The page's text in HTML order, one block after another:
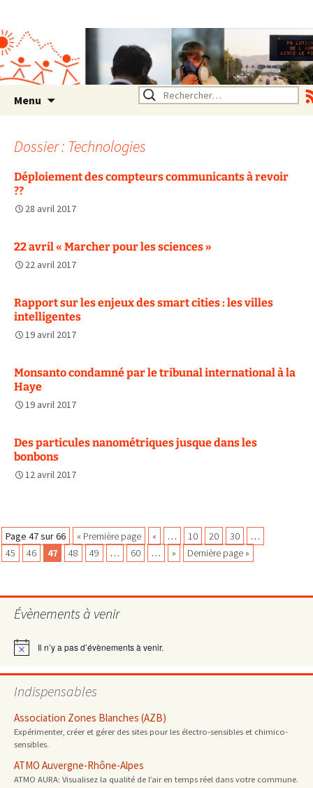
Rhône Alpes
Un environnement sain pour
la santé de tous
Menu Rechercher :
Dossier : Technologies
Déploiement des compteurs communicants à revoir
??
28 avril 2017
22 avril « Marcher pour les sciences »
22 avril 2017
Rapport sur les enjeux des smart cities : les villes
intelligentes
19 avril 2017
Monsanto condamné par le tribunal international à la
Haye
19 avril 2017
Des particules nanométriques jusque dans les
bonbons
12 avril 2017
Navigation
des
articles
Page 47 sur 66 « Première page « … 10 20 30
…
45
46 47 48 49 … 60 … » Dernière page »
Évènements à venir
Notice Il n’y a pas d’évènements à venir.
Indispensables
Association Zones Blanches (AZB)
Expérimenter, créer et gérer des sites pour les électro-sensibles et chimico-
sensibles.
ATMO Auvergne-Rhône-Alpes
ATMO AURA: Visualisez la qualité de l’air en temps réel dans votre commune.